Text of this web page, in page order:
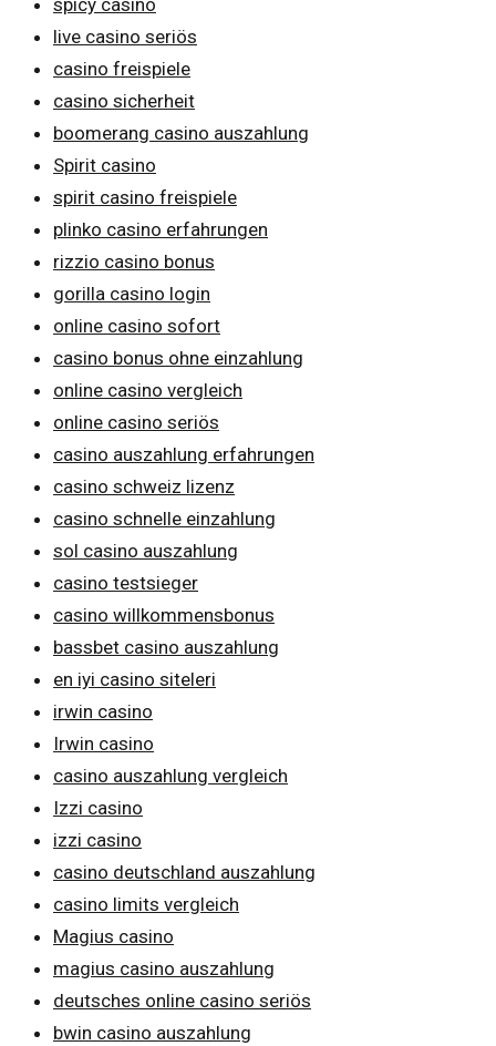
live casino seriös
casino freispiele
casino sicherheit
boomerang casino auszahlung
Spirit casino
spirit casino freispiele
plinko casino erfahrungen
rizzio casino bonus
gorilla casino login
online casino sofort
casino bonus ohne einzahlung
online casino vergleich
online casino seriös
casino auszahlung erfahrungen
casino schweiz lizenz
casino schnelle einzahlung
sol casino auszahlung
casino testsieger
casino willkommensbonus
bassbet casino auszahlung
en iyi casino siteleri
irwin casino
Irwin casino
casino auszahlung vergleich
Izzi casino
izzi casino
casino deutschland auszahlung
casino limits vergleich
Magius casino
magius casino auszahlung
deutsches online casino seriös
bwin casino auszahlung